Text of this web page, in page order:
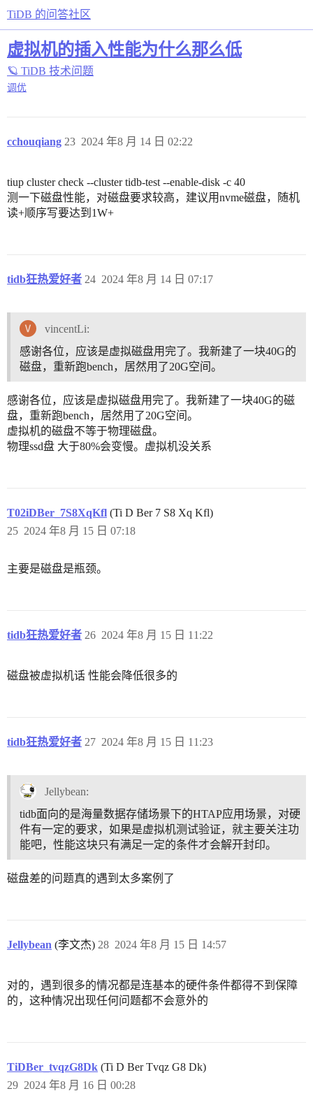
TiDB 的问答社区
虚拟机的插入性能为什么那么低
🪐 TiDB 技术问题
调优
cchouqiang 2024 年8 月 14 日 02:22
23
tiup cluster check --cluster tidb-test --enable-disk -c 40
测一下磁盘性能，对磁盘要求较高，建议用nvme磁盘，随机
读+顺序写要达到1W+
tidb狂热爱好者 2024 年8 月 14 日 07:17
24
vincentLi:
感谢各位，应该是虚拟磁盘用完了。我新建了一块40G的
磁盘，重新跑bench，居然用了20G空间。
感谢各位，应该是虚拟磁盘用完了。我新建了一块40G的磁
盘，重新跑bench，居然用了20G空间。
虚拟机的磁盘不等于物理磁盘。
物理ssd盘 大于80%会变慢。虚拟机没关系
T02iDBer_7S8XqKfl (Ti D Ber 7 S8 Xq Kfl)
2024 年8 月 15 日 07:18
25
主要是磁盘是瓶颈。
tidb狂热爱好者 2024 年8 月 15 日 11:22
26
磁盘被虚拟机话 性能会降低很多的
tidb狂热爱好者 2024 年8 月 15 日 11:23
27
Jellybean:
tidb面向的是海量数据存储场景下的HTAP应用场景，对硬
件有一定的要求，如果是虚拟机测试验证，就主要关注功
能吧，性能这块只有满足一定的条件才会解开封印。
磁盘差的问题真的遇到太多案例了
Jellybean (李文杰) 2024 年8 月 15 日 14:57
28
对的，遇到很多的情况都是连基本的硬件条件都得不到保障
的，这种情况出现任何问题都不会意外的
TiDBer_tvqzG8Dk (Ti D Ber Tvqz G8 Dk)
2024 年8 月 16 日 00:28
29